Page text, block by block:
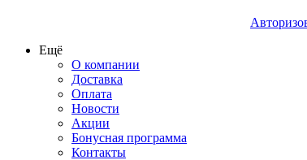
Ещё
О компании
Доставка
Оплата
Новости
Акции
Бонусная программа
Контакты